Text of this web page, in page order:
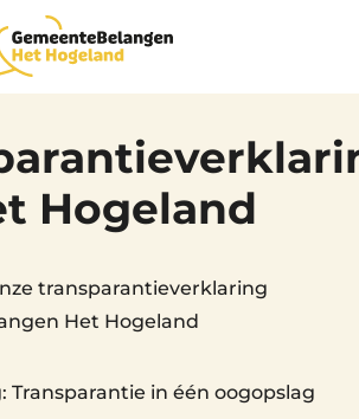
Hogeland
transparantieverklaring
Het Hogeland
Transparantie in één oogopslag